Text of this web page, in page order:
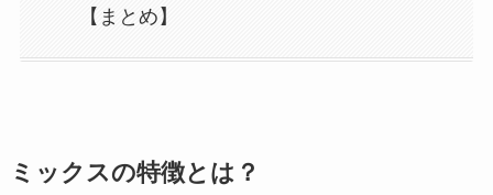
【まとめ】
ミックスの特徴とは？